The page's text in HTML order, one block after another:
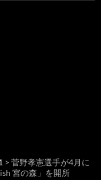
> 菅野孝憲選手が4月に
宮の森」を開所